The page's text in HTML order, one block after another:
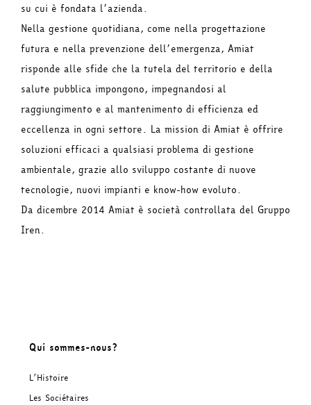
su cui è fondata l’azienda.
Nella gestione quotidiana, come nella progettazione
futura e nella prevenzione dell’emergenza, Amiat
risponde alle sfide che la tutela del territorio e della
salute pubblica impongono, impegnandosi al
raggiungimento e al mantenimento di efficienza ed
eccellenza in ogni settore. La mission di Amiat è offrire
soluzioni efficaci a qualsiasi problema di gestione
ambientale, grazie allo sviluppo costante di nuove
tecnologie, nuovi impianti e know-how evoluto.
Da dicembre 2014 Amiat è società controllata del Gruppo
Iren.
Qui sommes-nous?
L’Histoire
Les Sociétaires